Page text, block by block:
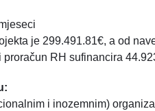
je 299.491.81€, a od
proračun RH sufinancira
i inozemnim)